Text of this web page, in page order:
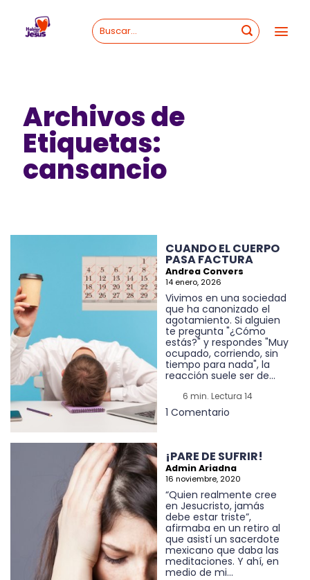
content
Archivos de
Etiquetas:
cansancio
CUANDO EL CUERPO
PASA FACTURA
Andrea Convers
14 enero, 2026
Vivimos en una sociedad
que ha canonizado el
agotamiento. Si alguien
te pregunta "¿Cómo
estás?" y respondes "Muy
ocupado, corriendo, sin
tiempo para nada", la
reacción suele ser de...
6 min. Lectura 14
1 Comentario
¡PARE DE SUFRIR!
Admin Ariadna
16 noviembre, 2020
“Quien realmente cree
en Jesucristo, jamás
debe estar triste”,
afirmaba en un retiro al
que asistí un sacerdote
mexicano que daba las
meditaciones. Y ahí, en
medio de mi...